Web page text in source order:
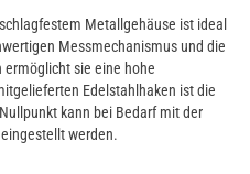
Metallgehäuse ist ideal
Messmechanismus und die
sie eine hohe
Edelstahlhaken ist die
kann bei Bedarf mit der
werden.